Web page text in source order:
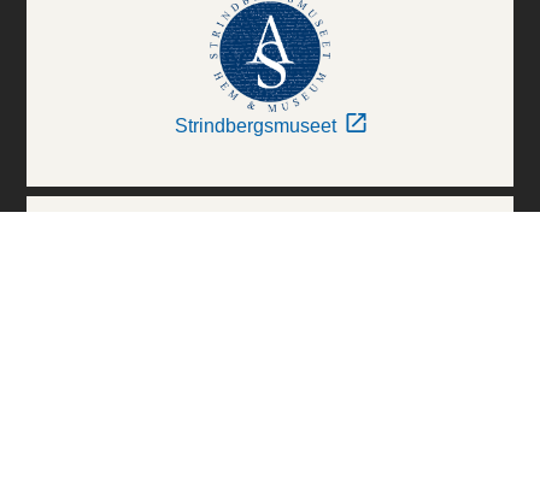
Strindbergsmuseet